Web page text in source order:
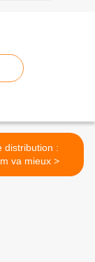
distribution :
Ecomiam va mieux >